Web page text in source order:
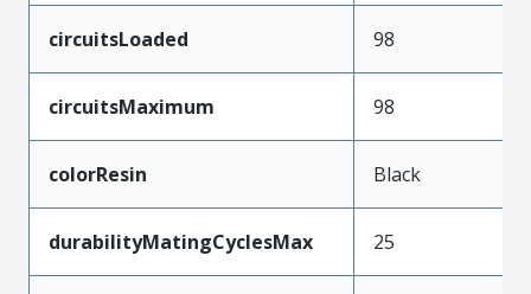
circuitsLoaded 98
circuitsMaximum 98
colorResin Black
durabilityMatingCyclesMax 25